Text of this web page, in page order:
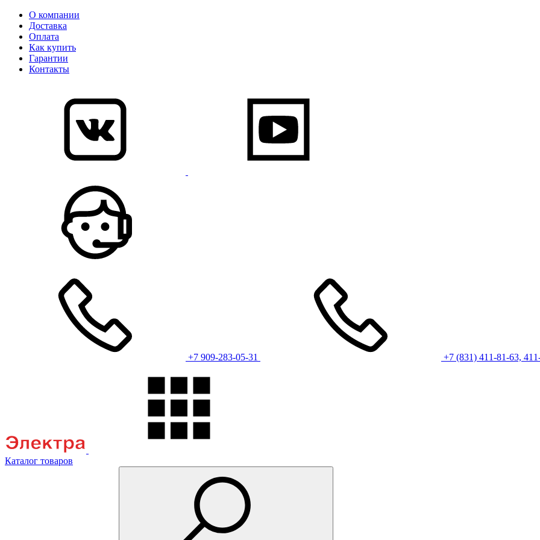
О компании
Доставка
Оплата
Как купить
Гарантии
Контакты
+7 909-283-05-31 +7 (831) 411-81-63,
Каталог товаров